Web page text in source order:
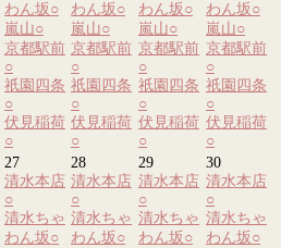
わん坂○
嵐山○
京都駅前
○
祇園四条
○
伏見稲荷
○
わん坂○
嵐山○
京都駅前
○
祇園四条
○
伏見稲荷
○
わん坂○
嵐山○
京都駅前
○
祇園四条
○
伏見稲荷
○
わん坂○
嵐山○
京都駅前
○
祇園四条
○
伏見稲荷
○
27
清水本店
○
清水ちゃ
わん坂○
28
清水本店
○
清水ちゃ
わん坂○
29
清水本店
○
清水ちゃ
わん坂○
30
清水本店
○
清水ちゃ
わん坂○